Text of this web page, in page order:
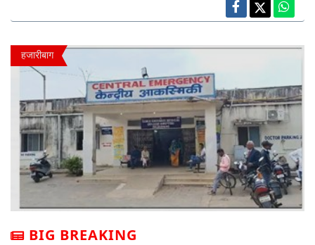
हजारीबाग
BIG BREAKING